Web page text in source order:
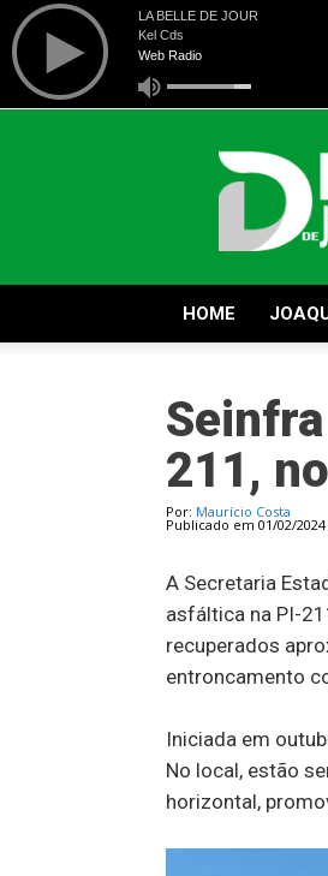
Diário
de
Joaquim
Pires
HOME
211,
Por: Maurício Costa
Publicado em 01/02/2024
A Secretaria
asfáltica na PI-
recuperados
entroncamento
Iniciada em
No local, estão
horizontal,